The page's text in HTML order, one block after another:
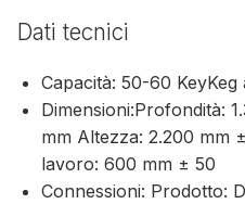
Dati tecnici
Capacità: 50-60 KeyKeg
Dimensioni:Profondità:
mm Altezza: 2.200 mm
lavoro: 600 mm ± 50
Connessioni: Prodotto: